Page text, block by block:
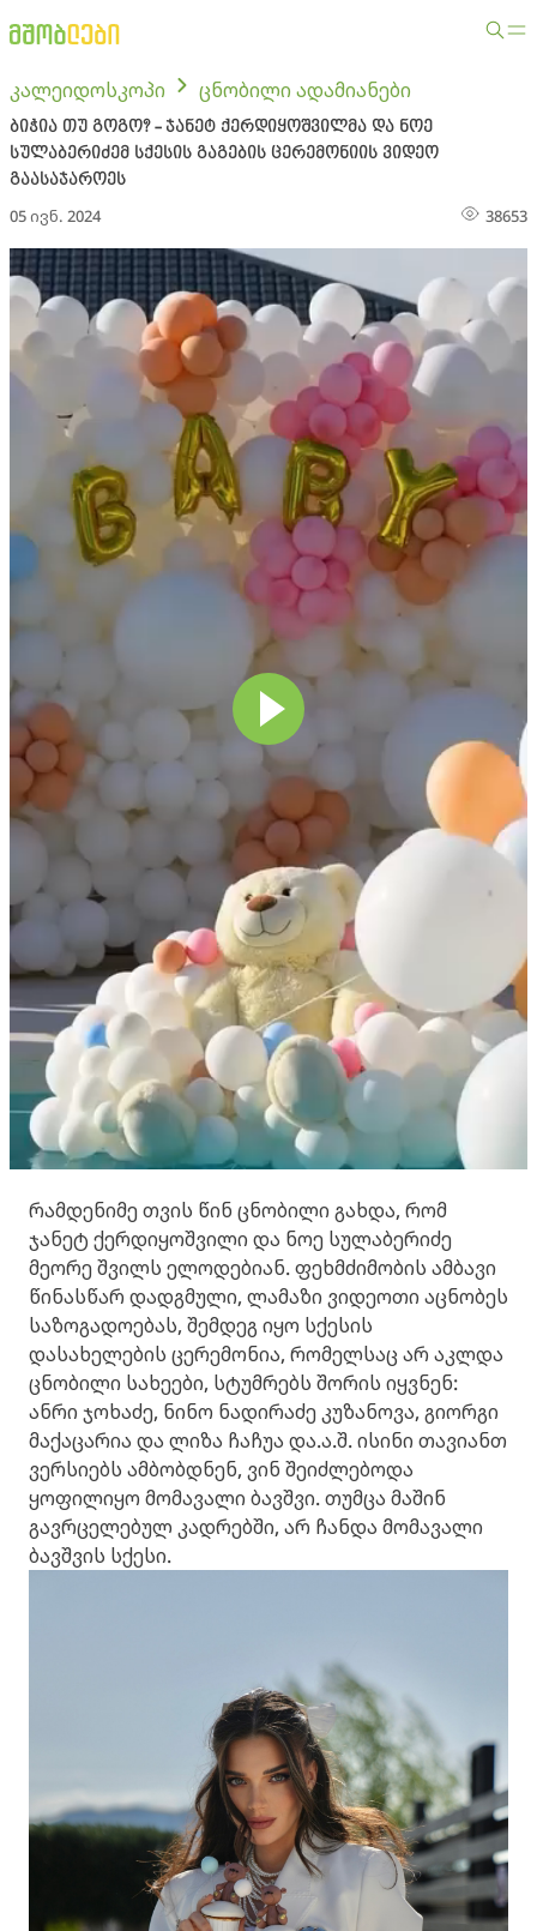
კალეიდოსკოპი ცნობილი ადამიანები
ბიჭია თუ გოგო? - ჯანეტ ქერდიყოშვილმა და ნოე
სულაბერიძემ სქესის გაგების ცერემონიის ვიდეო
გაასაჯაროეს
05 ივნ. 2024 38653
რამდენიმე თვის წინ ცნობილი გახდა, რომ
ჯანეტ ქერდიყოშვილი და ნოე სულაბერიძე
მეორე შვილს ელოდებიან. ფეხმძიმობის ამბავი
წინასწარ დადგმული, ლამაზი ვიდეოთი აცნობეს
საზოგადოებას, შემდეგ იყო სქესის
დასახელების ცერემონია, რომელსაც არ აკლდა
ცნობილი სახეები, სტუმრებს შორის იყვნენ:
ანრი ჯოხაძე, ნინო ნადირაძე კუზანოვა, გიორგი
მაქაცარია და ლიზა ჩაჩუა და.ა.შ. ისინი თავიანთ
ვერსიებს ამბობდნენ, ვინ შეიძლებოდა
ყოფილიყო მომავალი ბავშვი. თუმცა მაშინ
გავრცელებულ კადრებში, არ ჩანდა მომავალი
ბავშვის სქესი.